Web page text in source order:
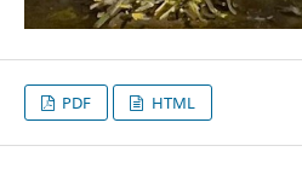
PDF HTML